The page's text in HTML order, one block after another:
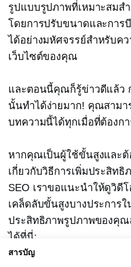
รูปแบบรูปภาพที่เหมาะสม
โดยการปรับขนาดและการ
ได้อย่างมหัศจรรย์สำหรับคว
เว็บไซต์ของคุณ
และตอนนี้คุณก็รู้ข่าวดีแล้ว
นั้นทำได้ง่ายมาก! คุณสามา
บทความนี้ได้ทุกเมื่อที่ต้องกา
หากคุณเป็นผู้ใช้ขั้นสูงและต้
เกี่ยวกับวิธีการเพิ่มประสิท
SEO เราขอแนะนำให้ดูวิดี
เคล็ดลับขั้นสูงบางประการใ
ประสิทธิภาพรูปภาพของคุณ
ได้ที่นี่:
สารบัญ